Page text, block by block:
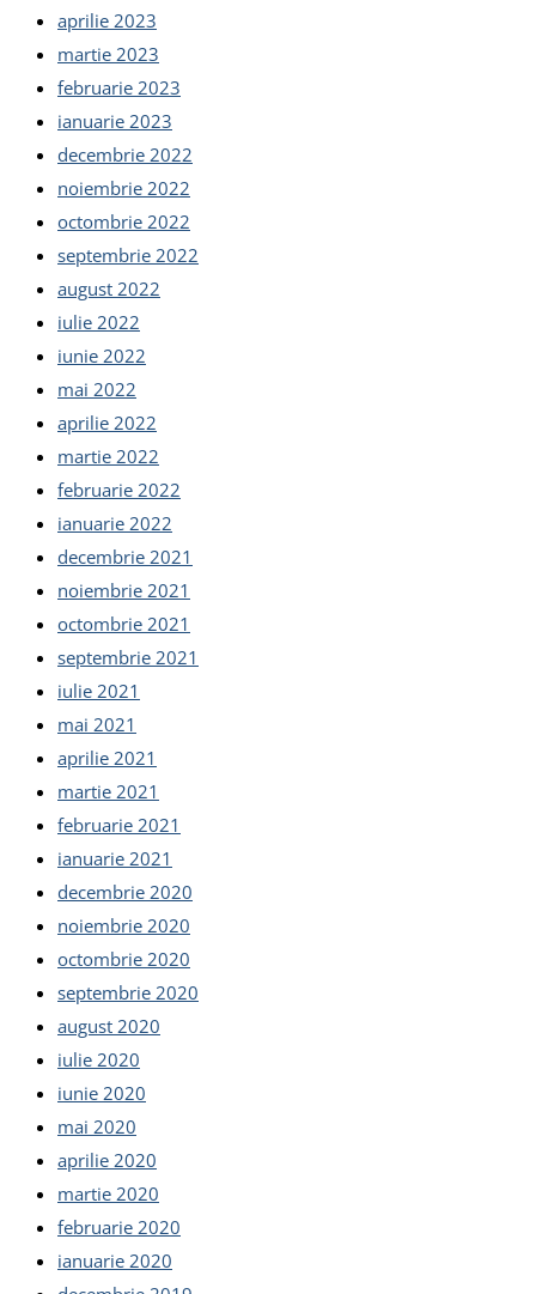
aprilie 2023
martie 2023
februarie 2023
ianuarie 2023
decembrie 2022
noiembrie 2022
octombrie 2022
septembrie 2022
august 2022
iulie 2022
iunie 2022
mai 2022
aprilie 2022
martie 2022
februarie 2022
ianuarie 2022
decembrie 2021
noiembrie 2021
octombrie 2021
septembrie 2021
iulie 2021
mai 2021
aprilie 2021
martie 2021
februarie 2021
ianuarie 2021
decembrie 2020
noiembrie 2020
octombrie 2020
septembrie 2020
august 2020
iulie 2020
iunie 2020
mai 2020
aprilie 2020
martie 2020
februarie 2020
ianuarie 2020